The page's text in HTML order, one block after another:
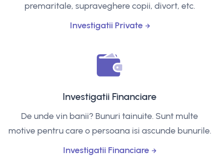
premaritale, supraveghere copii, divort, etc.
Investigatii Private
Investigatii Financiare
De unde vin banii? Bunuri tainuite. Sunt multe
motive pentru care o persoana isi ascunde bunurile.
Investigatii Financiare